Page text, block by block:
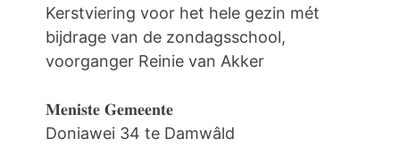
Kerstviering voor het hele gezin mét
bijdrage van de zondagsschool,
voorganger Reinie van Akker
𝐌𝐞𝐧𝐢𝐬𝐭𝐞 𝐆𝐞𝐦𝐞𝐞𝐧𝐭𝐞
Doniawei 34 te Damwâld